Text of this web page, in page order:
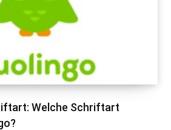
Welche Schriftart